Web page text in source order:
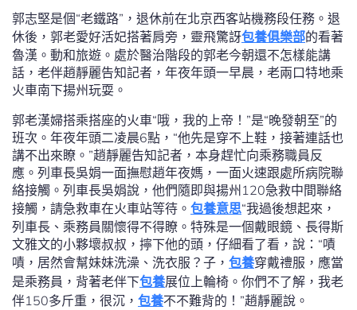
郭志堅是個“老鐵路”，退休前在北京西客站機務段任務。退
休後，郭老愛好活妃搭著肩旁，靈飛驚訝包養俱樂部的看著
魯漢。動和旅遊。處於醫治階段的郭老今朝還不怎樣能講
話，老伴趙靜麗告知記者，年夜年頭一早晨，老兩口特地乘
火車南下揚州玩耍。
郭老漢婦搭乘搭座的火車“哦，我的上帝！”是“晚發朝至”的
班次。年夜年頭二凌晨6點，“他先是穿不上鞋，接著連話也
講不出來瞭。”趙靜麗告知記者，本身趕忙向乘務職員反
應。列車長吳娟一面撫慰趙年夜媽，一面火速跟處所病院聯
絡接觸。列車長吳娟說，他們隨即與揚州120急救中間聯絡
接觸，請急救車在火車站等待。 包養意思“我過後想起來，
列車長、乘務員關懷得不得瞭。特殊是一個戴眼鏡、長得斯
文雅文的小夥壞叔叔，擰下他的頭，仔細看了看，說：“嘖
嘖，居然會幫妹妹洗澡、洗衣服？子， 包養穿戴禮服，應當
是乘務員，背著老伴下包養展位上輪椅。你們不了解，我老
伴150多斤重，很沉， 包養不不難背的！”趙靜麗說。